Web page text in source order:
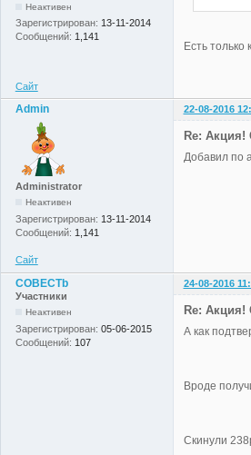
Неактивен
Зарегистрирован: 13-11-2014
Сообщений: 1,141
Есть
Сайт
Admin 22-08-2016
Administrator
Неактивен
Зарегистрирован: 13-11-2014
Сообщений: 1,141
Re:
Добавил по
Сайт
COBECTb 24-08-2016
Участники
Неактивен
Зарегистрирован: 05-06-2015
Сообщений: 107
Re:
А как
Вроде
Скинули